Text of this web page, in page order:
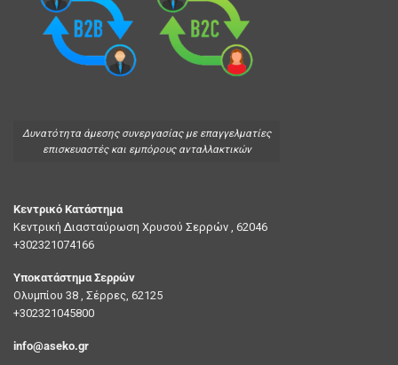
Δυνατότητα άμεσης συνεργασίας με επαγγελματίες
επισκευαστές και εμπόρους ανταλλακτικών
Κεντρικό Κατάστημα
Κεντρική Διασταύρωση Χρυσού Σερρών , 62046
+302321074166
Υποκατάστημα Σερρών
Ολυμπίου 38 , Σέρρες, 62125
+302321045800
info@aseko.gr